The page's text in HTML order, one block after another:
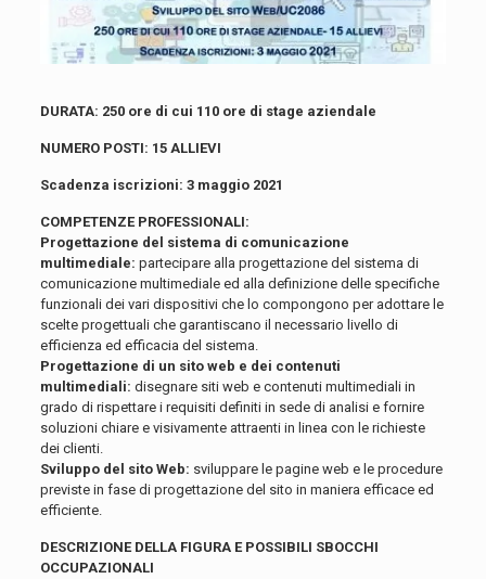
DURATA: 250 ore di cui 110 ore di stage aziendale
NUMERO POSTI: 15 ALLIEVI
Scadenza iscrizioni: 3 maggio 2021
COMPETENZE PROFESSIONALI:
Progettazione del sistema di comunicazione
multimediale: partecipare alla progettazione del sistema di
comunicazione multimediale ed alla definizione delle specifiche
funzionali dei vari dispositivi che lo compongono per adottare le
scelte progettuali che garantiscano il necessario livello di
efficienza ed efficacia del sistema.
Progettazione di un sito web e dei contenuti
multimediali: disegnare siti web e contenuti multimediali in
grado di rispettare i requisiti definiti in sede di analisi e fornire
soluzioni chiare e visivamente attraenti in linea con le richieste
dei clienti.
Sviluppo del sito Web: sviluppare le pagine web e le procedure
previste in fase di progettazione del sito in maniera efficace ed
efficiente.
DESCRIZIONE DELLA FIGURA E POSSIBILI SBOCCHI
OCCUPAZIONALI